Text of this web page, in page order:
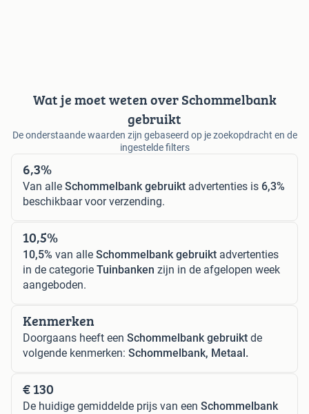
Wat je moet weten over Schommelbank
gebruikt
De onderstaande waarden zijn gebaseerd op je zoekopdracht en de
ingestelde filters
6,3%
Van alle Schommelbank gebruikt advertenties is 6,3%
beschikbaar voor verzending.
10,5%
10,5% van alle Schommelbank gebruikt advertenties
in de categorie Tuinbanken zijn in de afgelopen week
aangeboden.
Kenmerken
Doorgaans heeft een Schommelbank gebruikt de
volgende kenmerken: Schommelbank, Metaal.
€ 130
De huidige gemiddelde prijs van een Schommelbank